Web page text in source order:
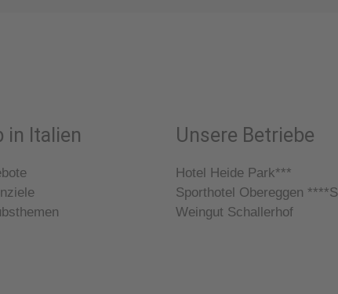
in Italien Unsere Betriebe
Hotel Heide Park***
Sporthotel Obereggen ****S
Weingut Schallerhof